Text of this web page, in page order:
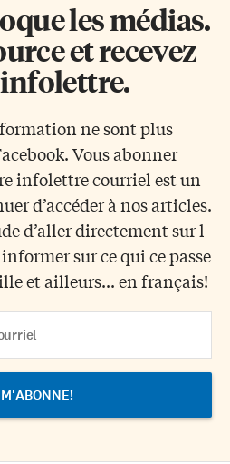
les médias.
et recevez
ne sont plus
Vous abonner
infolettre courriel est un
d’accéder à nos articles.
d’aller directement sur l-
sur ce qui ce passe
et ailleurs... en français!